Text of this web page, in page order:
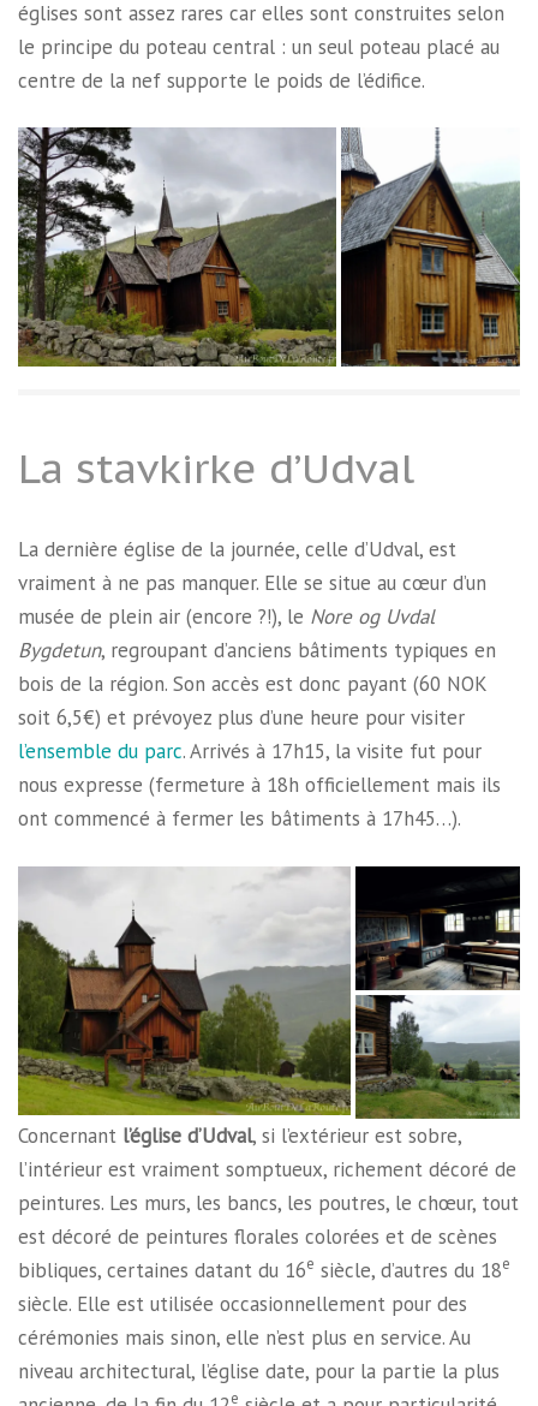
églises sont assez rares car elles sont construites selon
le principe du poteau central : un seul poteau placé au
centre de la nef supporte le poids de l’édifice.
La stavkirke d’Udval
La dernière église de la journée, celle d’Udval, est
vraiment à ne pas manquer. Elle se situe au cœur d’un
musée de plein air (encore ?!), le Nore og Uvdal
Bygdetun, regroupant d’anciens bâtiments typiques en
bois de la région. Son accès est donc payant (60 NOK
soit 6,5€) et prévoyez plus d’une heure pour visiter
l’ensemble du parc. Arrivés à 17h15, la visite fut pour
nous expresse (fermeture à 18h officiellement mais ils
ont commencé à fermer les bâtiments à 17h45…).
Concernant l’église d’Udval, si l’extérieur est sobre,
l’intérieur est vraiment somptueux, richement décoré de
peintures. Les murs, les bancs, les poutres, le chœur, tout
est décoré de peintures florales colorées et de scènes
bibliques, certaines datant du 16e siècle, d’autres du 18e
siècle. Elle est utilisée occasionnellement pour des
cérémonies mais sinon, elle n’est plus en service. Au
niveau architectural, l’église date, pour la partie la plus
e